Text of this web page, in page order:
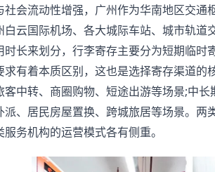
社会流动性增强，广州作为华南地区交
白云国际机场、各大城际车站、城市轨
长来划分，行李寄存主要分为短期临
求有着本质区别，这也是选择寄存渠道
客中转、商圈购物、短途出游等场景;中
派、居民房屋置换、跨城旅居等场景。
务机构的运营模式各有侧重。